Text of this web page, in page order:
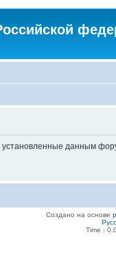
установленные данным
Создано на основе
Time :